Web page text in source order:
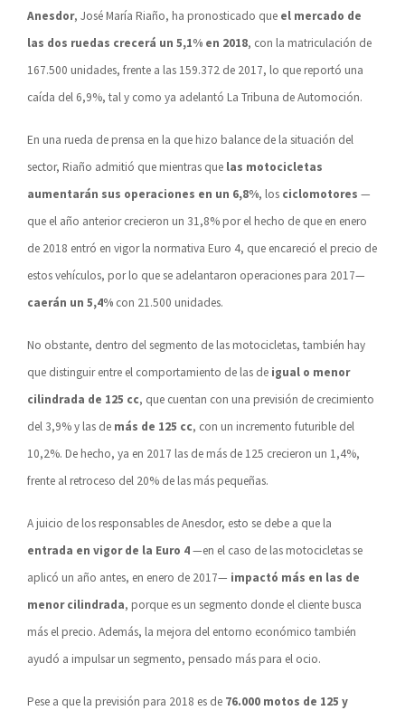
Anesdor, José María Riaño, ha pronosticado que el mercado de
las dos ruedas crecerá un 5,1% en 2018, con la matriculación de
167.500 unidades, frente a las 159.372 de 2017, lo que reportó una
caída del 6,9%, tal y como ya adelantó La Tribuna de Automoción.
En una rueda de prensa en la que hizo balance de la situación del
sector, Riaño admitió que mientras que las motocicletas
aumentarán sus operaciones en un 6,8%, los ciclomotores —
que el año anterior crecieron un 31,8% por el hecho de que en enero
de 2018 entró en vigor la normativa Euro 4, que encareció el precio de
estos vehículos, por lo que se adelantaron operaciones para 2017—
caerán un 5,4% con 21.500 unidades.
No obstante, dentro del segmento de las motocicletas, también hay
que distinguir entre el comportamiento de las de igual o menor
cilindrada de 125 cc, que cuentan con una previsión de crecimiento
del 3,9% y las de más de 125 cc, con un incremento futurible del
10,2%. De hecho, ya en 2017 las de más de 125 crecieron un 1,4%,
frente al retroceso del 20% de las más pequeñas.
A juicio de los responsables de Anesdor, esto se debe a que la
entrada en vigor de la Euro 4—en el caso de las motocicletas se
aplicó un año antes, en enero de 2017— impactó más en las de
menor cilindrada, porque es un segmento donde el cliente busca
más el precio. Además, la mejora del entorno económico también
ayudó a impulsar un segmento, pensado más para el ocio.
Pese a que la previsión para 2018 es de 76.000 motos de 125 y